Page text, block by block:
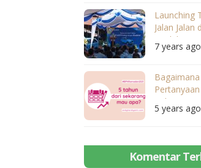
Launching
Jalan Jalan
Bluebird
7 years ago
Tahun Ke
5 years ago
Komentar